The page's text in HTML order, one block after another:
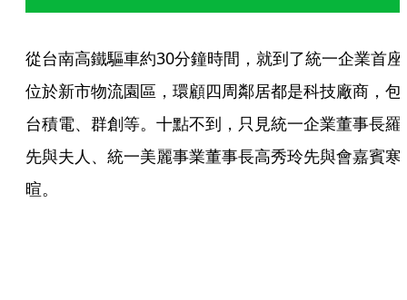
從台南高鐵驅車約30分鐘時間，就到了統一企業首座
位於新市物流園區，環顧四周鄰居都是科技廠商，包
台積電、群創等。十點不到，只見統一企業董事長羅
先與夫人、統一美麗事業董事長高秀玲先與會嘉賓寒
暄。